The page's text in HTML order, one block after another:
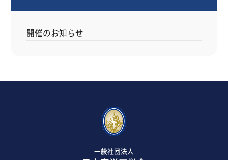
開催のお知らせ
一般社団法人